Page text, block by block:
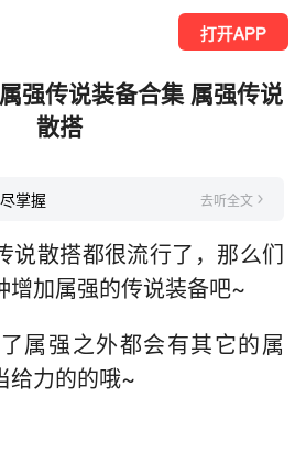
打开APP
强传说装备合集 属强传说
散搭
掌握 去听全文
说散搭都很流行了，那么们
增加属强的传说装备吧~
属强之外都会有其它的属
给力的的哦~